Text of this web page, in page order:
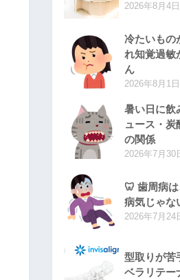
2026年8月4日
冷たいも
れ知覚過敏
ん
2026年8月1日
暑い日に飲
ュース・炭
の関係
2026年7月30
🦷 歯周病
病気じゃな
2026年7月24
型取りが
ベラリテー